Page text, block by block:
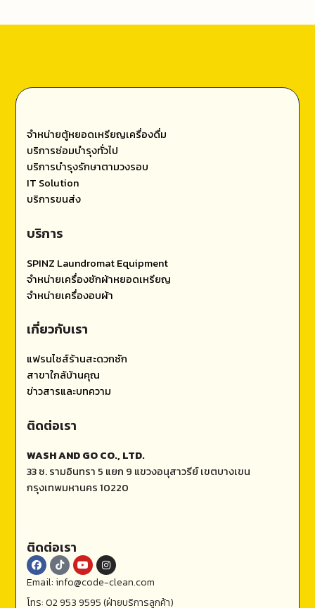
ติดต่อเรา
WASH AND GO CO., LTD.
33 ซ. รามอินทรา 5 แยก 9 แขวงอนุสาวรีย์ เขตบางเขน
กรุงเทพมหานคร 10220
เกี่ยวกับเรา
แฟรนไชส์ร้านสะดวกซัก
สาขาใกล้บ้านคุณ
ข่าวสารและบทความ
บริการ
SPINZ Laundromat Equipment
จำหน่ายเครื่องซักผ้าหยอดเหรียญ
จำหน่ายเครื่องอบผ้า
จำหน่ายตู้หยอดเหรียญเครื่องดื่ม
บริการซ่อมบำรุงทั่วไป
บริการบำรุงรักษาตามวงรอบ
IT Solution
บริการขนส่ง
ติดต่อเรา
Email: info@code-clean.com
โทร: 02 953 9595 (ฝ่ายบริการลูกค้า)